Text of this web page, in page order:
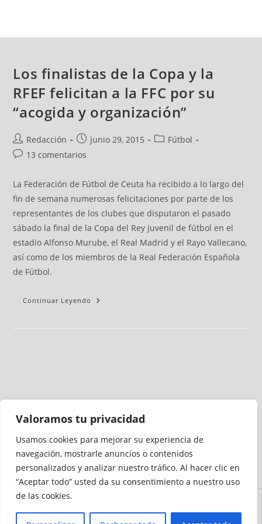
Valoramos tu privacidad
Usamos cookies para mejorar su experiencia de
navegación, mostrarle anuncios o contenidos
personalizados y analizar nuestro tráfico. Al hacer clic en
“Aceptar todo” usted da su consentimiento a nuestro uso
de las cookies.
Los finalistas de la Copa y la
RFEF felicitan a la FFC por su
“acogida y organización”
Redacción junio 29, 2015
Fútbol
13 comentarios
La Federación de Fútbol de Ceuta ha recibido a lo largo del
fin de semana numerosas felicitaciones por parte de los
representantes de los clubes que disputaron el pasado
sábado la final de la Copa del Rey juvenil de fútbol en el
estadio Alfonso Murube, el Real Madrid y el Rayo Vallecano,
así como de los miembros de la Real Federación Española
de Fútbol.
Continuar Leyendo
Medio auditado por